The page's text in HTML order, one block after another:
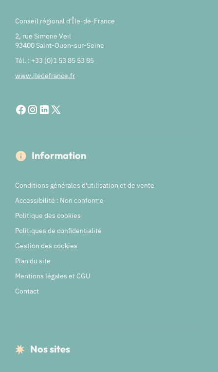
Conseil régional d'Île-de-France
2, rue Simone Veil
93400 Saint-Ouen-sur-Seine
Tél. : +33 (0)1 53 85 53 85
www.iledefrance.fr
Information
Conditions générales d'utilisation et de vente
Accessibilité : Non conforme
Politique des cookies
Politiques de confidentialité
Gestion des cookies
Plan du site
Mentions légales et CGU
Contact
Nos sites